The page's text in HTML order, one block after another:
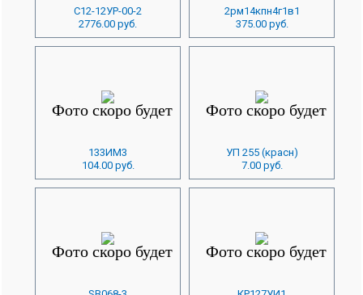
С12-12УР-00-2
2776.00 руб.
2рм14кпн4г1в1
375.00 руб.
133ИМ3
104.00 руб.
УП 255 (красн)
7.00 руб.